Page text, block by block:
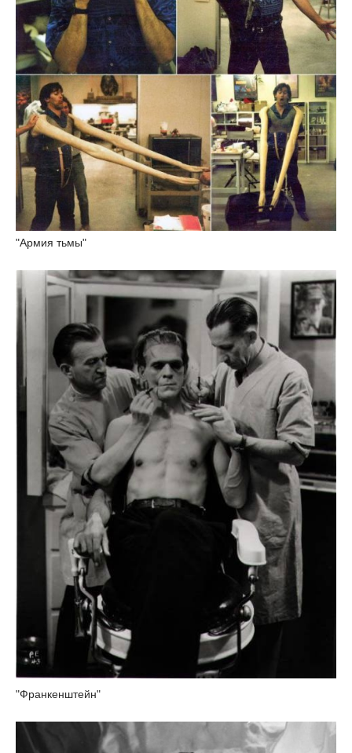
"Армия тьмы"
"Франкенштейн"